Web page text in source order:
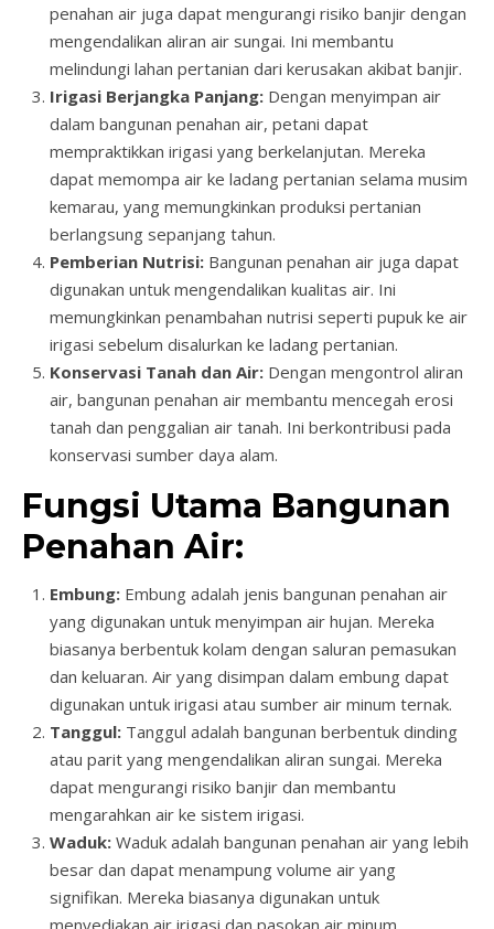
penahan air juga dapat mengurangi risiko banjir dengan
mengendalikan aliran air sungai. Ini membantu
melindungi lahan pertanian dari kerusakan akibat banjir.
Irigasi Berjangka Panjang: Dengan menyimpan air
dalam bangunan penahan air, petani dapat
mempraktikkan irigasi yang berkelanjutan. Mereka
dapat memompa air ke ladang pertanian selama musim
kemarau, yang memungkinkan produksi pertanian
berlangsung sepanjang tahun.
Pemberian Nutrisi: Bangunan penahan air juga dapat
digunakan untuk mengendalikan kualitas air. Ini
memungkinkan penambahan nutrisi seperti pupuk ke air
irigasi sebelum disalurkan ke ladang pertanian.
Konservasi Tanah dan Air: Dengan mengontrol aliran
air, bangunan penahan air membantu mencegah erosi
tanah dan penggalian air tanah. Ini berkontribusi pada
konservasi sumber daya alam.
Fungsi Utama Bangunan
Penahan Air:
Embung: Embung adalah jenis bangunan penahan air
yang digunakan untuk menyimpan air hujan. Mereka
biasanya berbentuk kolam dengan saluran pemasukan
dan keluaran. Air yang disimpan dalam embung dapat
digunakan untuk irigasi atau sumber air minum ternak.
Tanggul: Tanggul adalah bangunan berbentuk dinding
atau parit yang mengendalikan aliran sungai. Mereka
dapat mengurangi risiko banjir dan membantu
mengarahkan air ke sistem irigasi.
Waduk: Waduk adalah bangunan penahan air yang lebih
besar dan dapat menampung volume air yang
signifikan. Mereka biasanya digunakan untuk
menyediakan air irigasi dan pasokan air minum.